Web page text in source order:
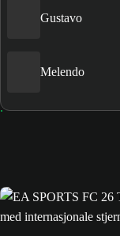
Gustavo
Melendo